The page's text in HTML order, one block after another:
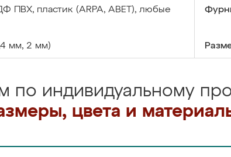
ПВХ, пластик (ARPA, ABET), любые
мм, 2 мм)
по индивидуальному
цвета и